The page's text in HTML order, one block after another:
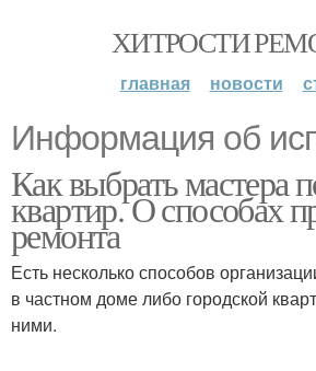
ХИТРОСТИ
главная новости
Информация об
Как выбрать мастера
квартир. О способах
ремонта
Есть несколько способов
в частном доме либо городской
ними.